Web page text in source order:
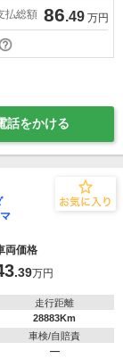
払総額 86.49 万円
話をかける
両価格
.39万円
走行距離
28883Km
車検/自賠責
―